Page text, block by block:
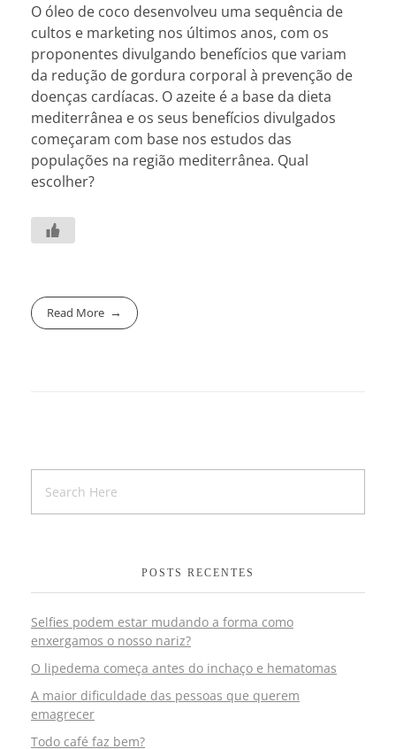
O óleo de coco desenvolveu uma sequência de
cultos e marketing nos últimos anos, com os
proponentes divulgando benefícios que variam
da redução de gordura corporal à prevenção de
doenças cardíacas. O azeite é a base da dieta
mediterrânea e os seus benefícios divulgados
começaram com base nos estudos das
populações na região mediterrânea. Qual
escolher?
Read More
POSTS RECENTES
Selfies podem estar mudando a forma como
enxergamos o nosso nariz?
O lipedema começa antes do inchaço e hematomas
A maior dificuldade das pessoas que querem
emagrecer
Todo café faz bem?